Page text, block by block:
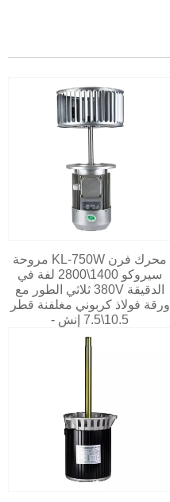
محرك فرن KL-750W مروحة
سيروكو 1400\2800 لفة في
الدقيقة 380V ثلاثي الطور مع
ورقة فولاذ كربوني مغلفنة قطر
10.5\7.5 إنش -